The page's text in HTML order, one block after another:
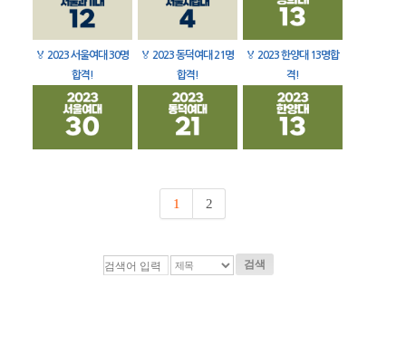
🏅 2023 서울여대 30명
합격!
🏅 2023 동덕여대 21명
합격!
🏅 2023 한양대 13명합
격!
1 2
검색